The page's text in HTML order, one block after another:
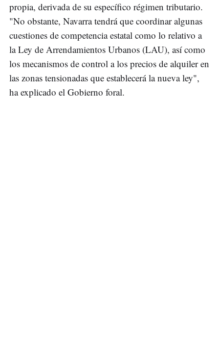
propia, derivada de su específico régimen tributario.
"No obstante, Navarra tendrá que coordinar algunas
cuestiones de competencia estatal como lo relativo a
la Ley de Arrendamientos Urbanos (LAU), así como
los mecanismos de control a los precios de alquiler en
las zonas tensionadas que establecerá la nueva ley",
ha explicado el Gobierno foral.